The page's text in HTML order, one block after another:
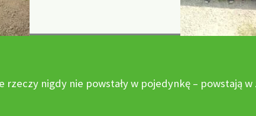
rzeczy nigdy nie powstały w pojedynkę – powstają